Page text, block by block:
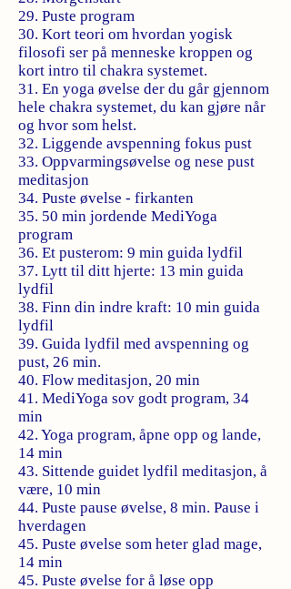
29. Puste program
30. Kort teori om hvordan yogisk
filosofi ser på menneske kroppen og
kort intro til chakra systemet.
31. En yoga øvelse der du går gjennom
hele chakra systemet, du kan gjøre når
og hvor som helst.
32. Liggende avspenning fokus pust
33. Oppvarmingsøvelse og nese pust
meditasjon
34. Puste øvelse - firkanten
35. 50 min jordende MediYoga
program
36. Et pusterom: 9 min guida lydfil
37. Lytt til ditt hjerte: 13 min guida
lydfil
38. Finn din indre kraft: 10 min guida
lydfil
39. Guida lydfil med avspenning og
pust, 26 min.
40. Flow meditasjon, 20 min
41. MediYoga sov godt program, 34
min
42. Yoga program, åpne opp og lande,
14 min
43. Sittende guidet lydfil meditasjon, å
være, 10 min
44. Puste pause øvelse, 8 min. Pause i
hverdagen
45. Puste øvelse som heter glad mage,
14 min
45. Puste øvelse for å løse opp